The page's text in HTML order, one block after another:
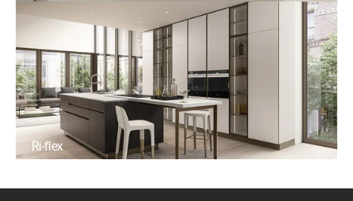
Ri-flex